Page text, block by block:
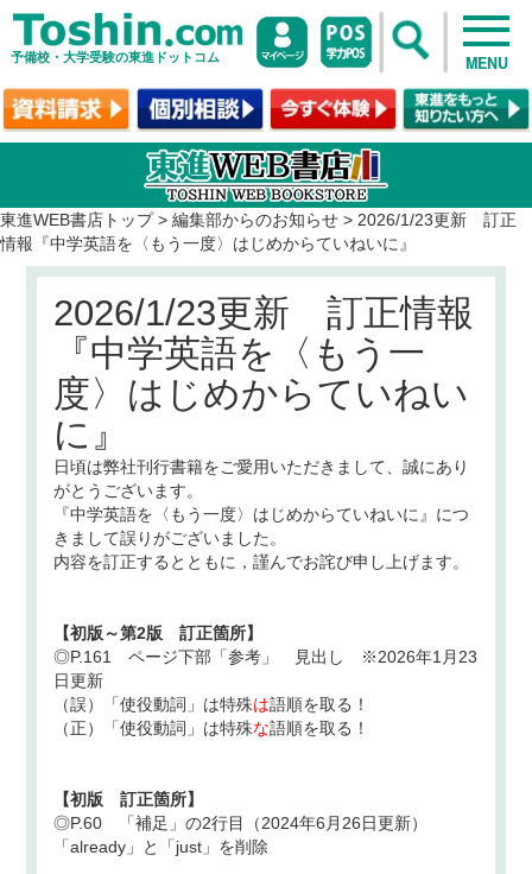
予備校・大学受験の東進ドットコム MENU
東進WEB書店トップ> 編集部からのお知らせ > 2026/1/23更新 訂正
情報『中学英語を〈もう一度〉はじめからていねいに』
2026/1/23更新 訂正情報
『中学英語を〈もう一
度〉はじめからていねい
に』
日頃は弊社刊行書籍をご愛用いただきまして、誠にあり
がとうございます。
『中学英語を〈もう一度〉はじめからていねいに』につ
きまして誤りがございました。
内容を訂正するとともに，謹んでお詫び申し上げます。
【初版～第2版 訂正箇所】
◎P.161 ページ下部「参考」 見出し ※2026年1月23
日更新
（誤）「使役動詞」は特殊は語順を取る！
（正）「使役動詞」は特殊な語順を取る！
【初版 訂正箇所】
◎P.60 「補足」の2行目（2024年6月26日更新）
「already」と「just」を削除